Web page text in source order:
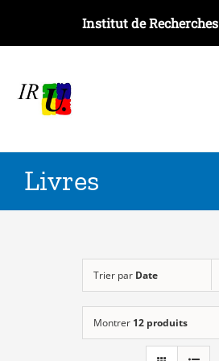
contenu
Institut de Recherches
Les recherches
Les événements
Livres
Trier par Date
Montrer 12 produits